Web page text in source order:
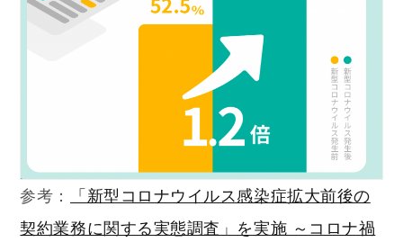
参考：
「新型コロナウイルス感染症拡大前後の
契約業務に関する実態調査」を実施 ～コロナ禍